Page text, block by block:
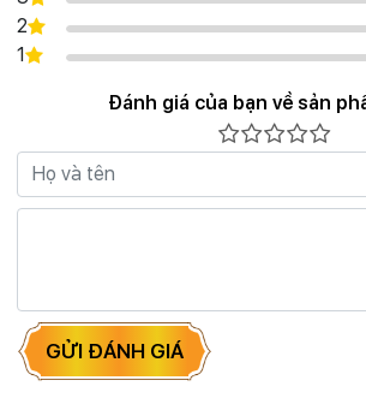
2
1
Đánh giá của bạn về sản
GỬI ĐÁNH GIÁ